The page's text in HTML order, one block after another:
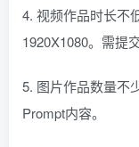
4. 视频作品时长不
1920X1080。需提
5. 图片作品数量不
Prompt内容。